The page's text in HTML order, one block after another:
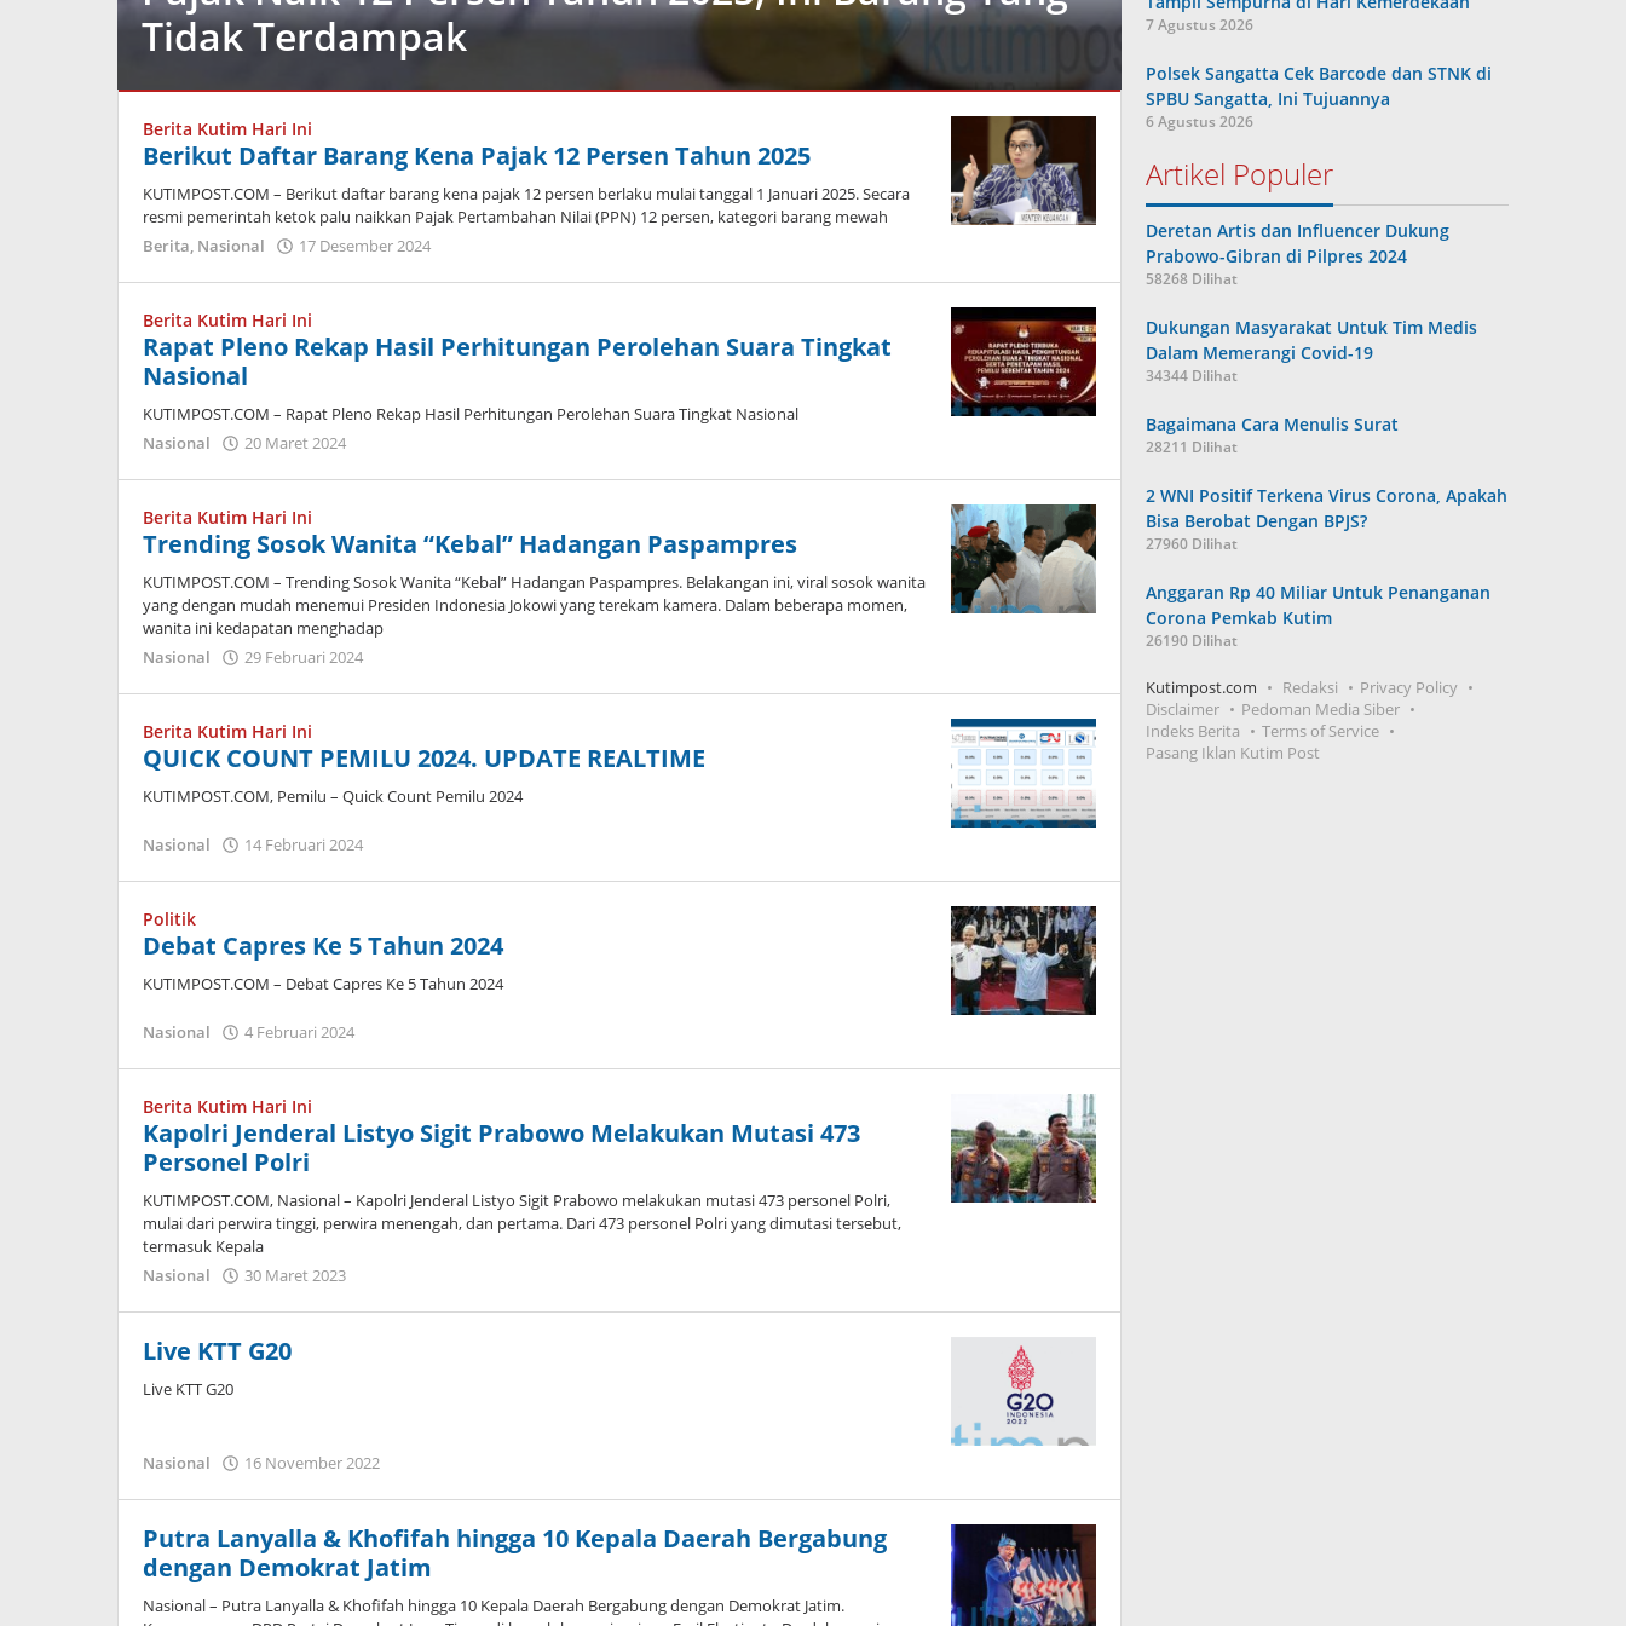
Tidak Terdampak
Nasional
Desember
2024
oleh
Berita Kutim Hari Ini
Berikut Daftar Barang Kena Pajak 12 Persen Tahun 2025
KUTIMPOST.COM – Berikut daftar barang kena pajak 12 persen berlaku mulai tanggal 1 Januari 2025. Secara
resmi pemerintah ketok palu naikkan Pajak Pertambahan Nilai (PPN) 12 persen, kategori barang mewah
Berita, Nasional 17 Desember 2024
Berita Kutim Hari Ini
Rapat Pleno Rekap Hasil Perhitungan Perolehan Suara Tingkat
Nasional
KUTIMPOST.COM – Rapat Pleno Rekap Hasil Perhitungan Perolehan Suara Tingkat Nasional
Nasional
20 Maret 2024
Berita Kutim Hari Ini
Trending Sosok Wanita “Kebal” Hadangan Paspampres
KUTIMPOST.COM – Trending Sosok Wanita “Kebal” Hadangan Paspampres. Belakangan ini, viral sosok wanita
yang dengan mudah menemui Presiden Indonesia Jokowi yang terekam kamera. Dalam beberapa momen,
wanita ini kedapatan menghadap
Nasional
29 Februari 2024
Berita Kutim Hari Ini
QUICK COUNT PEMILU 2024. UPDATE REALTIME
KUTIMPOST.COM, Pemilu – Quick Count Pemilu 2024
Nasional 14 Februari 2024
Politik
Debat Capres Ke 5 Tahun 2024
KUTIMPOST.COM – Debat Capres Ke 5 Tahun 2024
Nasional 4 Februari 2024
Berita Kutim Hari Ini
Kapolri Jenderal Listyo Sigit Prabowo Melakukan Mutasi 473
Personel Polri
KUTIMPOST.COM, Nasional – Kapolri Jenderal Listyo Sigit Prabowo melakukan mutasi 473 personel Polri,
mulai dari perwira tinggi, perwira menengah, dan pertama. Dari 473 personel Polri yang dimutasi tersebut,
termasuk Kepala
Nasional
30 Maret 2023
Live KTT G20
Live KTT G20
Nasional 16 November 2022
Putra Lanyalla & Khofifah hingga 10 Kepala Daerah Bergabung
dengan Demokrat Jatim
Nasional – Putra Lanyalla & Khofifah hingga 10 Kepala Daerah Bergabung dengan Demokrat Jatim.
7 Agustus 2026
Polsek Sangatta Cek Barcode dan STNK di
SPBU Sangatta, Ini Tujuannya
6 Agustus 2026
Artikel Populer
Deretan Artis dan Influencer Dukung
Prabowo-Gibran di Pilpres 2024
58268 Dilihat
Dukungan Masyarakat Untuk Tim Medis
Dalam Memerangi Covid-19
34344 Dilihat
Bagaimana Cara Menulis Surat
28211 Dilihat
2 WNI Positif Terkena Virus Corona, Apakah
Bisa Berobat Dengan BPJS?
27960 Dilihat
Anggaran Rp 40 Miliar Untuk Penanganan
Corona Pemkab Kutim
26190 Dilihat
Kutimpost.com Redaksi
Privacy Policy
Disclaimer
Pedoman Media Siber
Indeks Berita
Terms of Service
Pasang Iklan Kutim Post